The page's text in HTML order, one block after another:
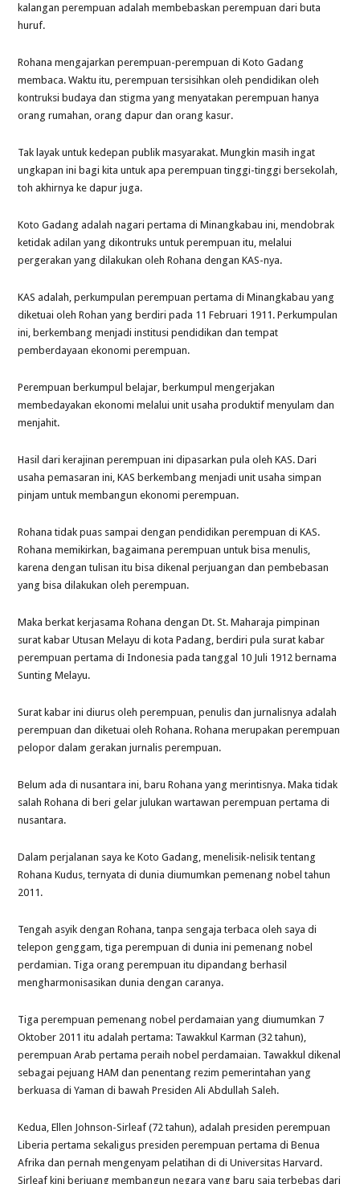
kalangan perempuan adalah membebaskan perempuan dari buta
huruf.
Rohana mengajarkan perempuan-perempuan di Koto Gadang
membaca. Waktu itu, perempuan tersisihkan oleh pendidikan oleh
kontruksi budaya dan stigma yang menyatakan perempuan hanya
orang rumahan, orang dapur dan orang kasur.
Tak layak untuk kedepan publik masyarakat. Mungkin masih ingat
ungkapan ini bagi kita untuk apa perempuan tinggi-tinggi bersekolah,
toh akhirnya ke dapur juga.
Koto Gadang adalah nagari pertama di Minangkabau ini, mendobrak
ketidak adilan yang dikontruks untuk perempuan itu, melalui
pergerakan yang dilakukan oleh Rohana dengan KAS-nya.
KAS adalah, perkumpulan perempuan pertama di Minangkabau yang
diketuai oleh Rohan yang berdiri pada 11 Februari 1911. Perkumpulan
ini, berkembang menjadi institusi pendidikan dan tempat
pemberdayaan ekonomi perempuan.
Perempuan berkumpul belajar, berkumpul mengerjakan
membedayakan ekonomi melalui unit usaha produktif menyulam dan
menjahit.
Hasil dari kerajinan perempuan ini dipasarkan pula oleh KAS. Dari
usaha pemasaran ini, KAS berkembang menjadi unit usaha simpan
pinjam untuk membangun ekonomi perempuan.
Rohana tidak puas sampai dengan pendidikan perempuan di KAS.
Rohana memikirkan, bagaimana perempuan untuk bisa menulis,
karena dengan tulisan itu bisa dikenal perjuangan dan pembebasan
yang bisa dilakukan oleh perempuan.
Maka berkat kerjasama Rohana dengan Dt. St. Maharaja pimpinan
surat kabar Utusan Melayu di kota Padang, berdiri pula surat kabar
perempuan pertama di Indonesia pada tanggal 10 Juli 1912 bernama
Sunting Melayu.
Surat kabar ini diurus oleh perempuan, penulis dan jurnalisnya adalah
perempuan dan diketuai oleh Rohana. Rohana merupakan perempuan
pelopor dalam gerakan jurnalis perempuan.
Belum ada di nusantara ini, baru Rohana yang merintisnya. Maka tidak
salah Rohana di beri gelar julukan wartawan perempuan pertama di
nusantara.
Dalam perjalanan saya ke Koto Gadang, menelisik-nelisik tentang
Rohana Kudus, ternyata di dunia diumumkan pemenang nobel tahun
2011.
Tengah asyik dengan Rohana, tanpa sengaja terbaca oleh saya di
telepon genggam, tiga perempuan di dunia ini pemenang nobel
perdamian. Tiga orang perempuan itu dipandang berhasil
mengharmonisasikan dunia dengan caranya.
Tiga perempuan pemenang nobel perdamaian yang diumumkan 7
Oktober 2011 itu adalah pertama: Tawakkul Karman (32 tahun),
perempuan Arab pertama peraih nobel perdamaian. Tawakkul dikenal
sebagai pejuang HAM dan penentang rezim pemerintahan yang
berkuasa di Yaman di bawah Presiden Ali Abdullah Saleh.
Kedua, Ellen Johnson-Sirleaf (72 tahun), adalah presiden perempuan
Liberia pertama sekaligus presiden perempuan pertama di Benua
Afrika dan pernah mengenyam pelatihan di di Universitas Harvard.
Sirleaf kini berjuang membangun negara yang baru saja terbebas dari